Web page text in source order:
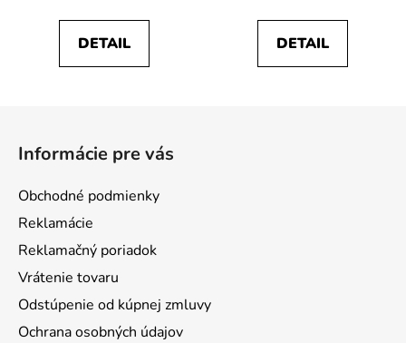
DETAIL DETAIL
Informácie pre vás
Obchodné podmienky
Reklamácie
Reklamačný poriadok
Vrátenie tovaru
Odstúpenie od kúpnej zmluvy
Ochrana osobných údajov